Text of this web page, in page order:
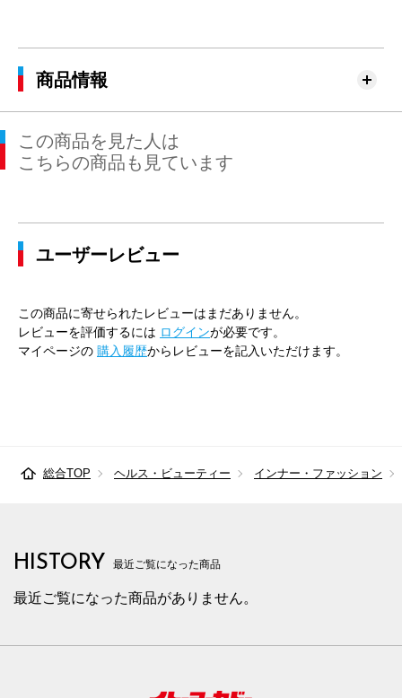
商品情報
この商品を見た人は
こちらの商品も見ています
ユーザーレビュー
この商品に寄せられたレビューはまだありません。
レビューを評価するには ログインが必要です。
マイページの 購入履歴からレビューを記入いただけます。
総合TOP ヘルス・ビューティー インナー・ファッション
HISTORY 最近ご覧になった商品
最近ご覧になった商品がありません。